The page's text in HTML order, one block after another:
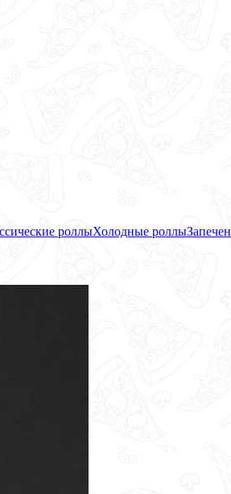
роллыХолодные роллы